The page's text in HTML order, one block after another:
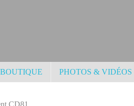
BOUTIQUE PHOTOS & VIDÉOS
CD81